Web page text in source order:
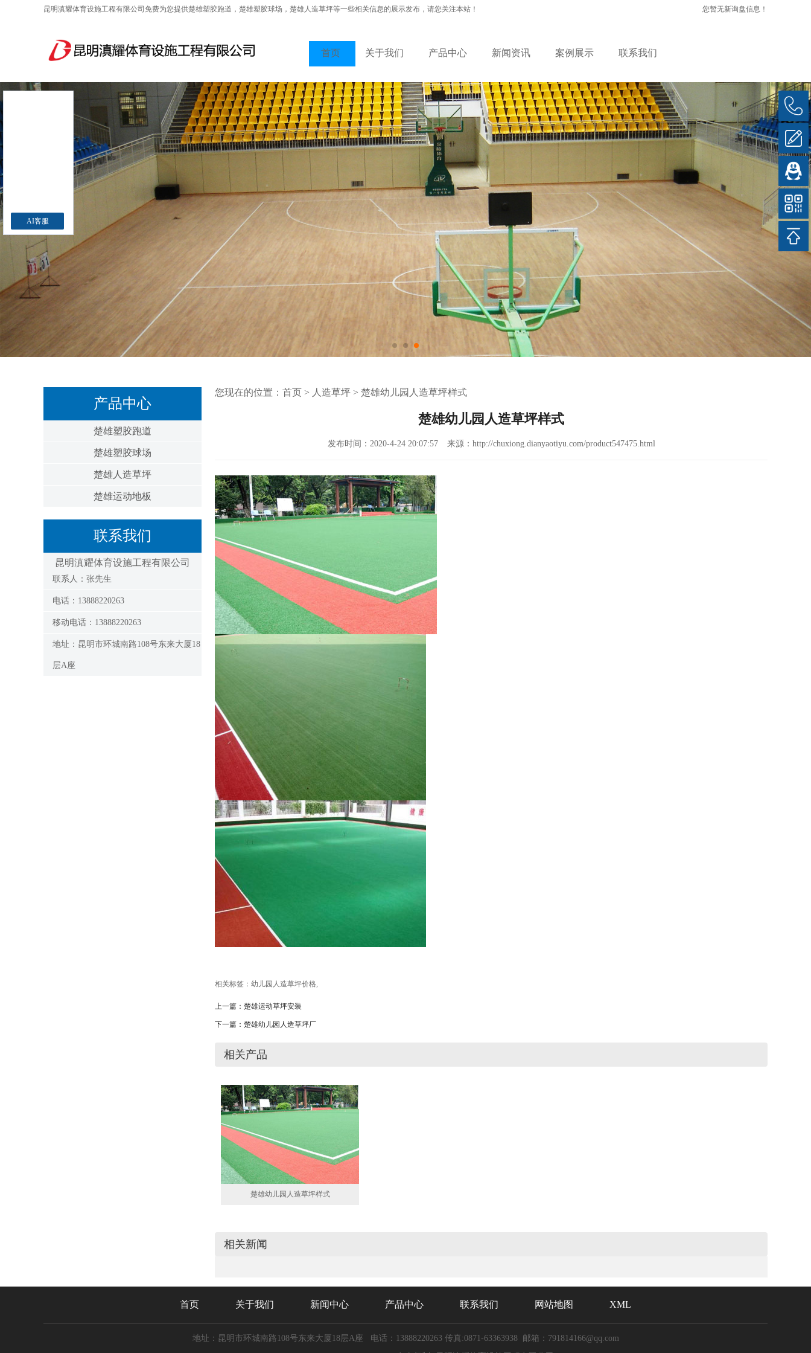
昆明滇耀体育设施工程有限公司免费为您提供楚雄塑胶跑道 ，楚雄塑胶球场，楚雄人造草坪等一些相关信息的展示发布，请您关注本站！ 您暂无新询盘信息！
首页 关于我们 产品中心 新闻资讯 案例展示 联系我们
产品中心
楚雄塑胶跑道
楚雄塑胶球场
楚雄人造草坪
楚雄运动地板
联系我们
昆明滇耀体育设施工程有限公司
联系人：张先生
电话：13888220263
移动电话：13888220263
地址：昆明市环城南路108号东来大厦18
层A座
您现在的位置： 首页 > 人造草坪 > 楚雄幼儿园人造草坪样式
楚雄幼儿园人造草坪样式
发布时间：2020-4-24 20:07:57 来源：http://chuxiong.dianyaotiyu.com/product547475.html
相关标签： 幼儿园人造草坪价格,
上一篇： 楚雄运动草坪安装
下一篇： 楚雄幼儿园人造草坪厂
相关产品
楚雄幼儿园人造草坪样式
相关新闻
首页 关于我们 新闻中心 产品中心 联系我们 网站地图 XML
地址：昆明市环城南路108号东来大厦18层A座 电话：13888220263 传真:0871-63363938 邮箱：791814166@qq.com
AI客服